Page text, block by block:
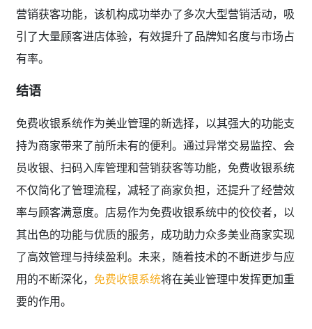
营销获客功能，该机构成功举办了多次大型营销活动，吸
引了大量顾客进店体验，有效提升了品牌知名度与市场占
有率。
结语
免费收银系统作为美业管理的新选择，以其强大的功能支
持为商家带来了前所未有的便利。通过异常交易监控、会
员收银、扫码入库管理和营销获客等功能，免费收银系统
不仅简化了管理流程，减轻了商家负担，还提升了经营效
率与顾客满意度。店易作为免费收银系统中的佼佼者，以
其出色的功能与优质的服务，成功助力众多美业商家实现
了高效管理与持续盈利。未来，随着技术的不断进步与应
用的不断深化， 免费收银系统将在美业管理中发挥更加重
要的作用。